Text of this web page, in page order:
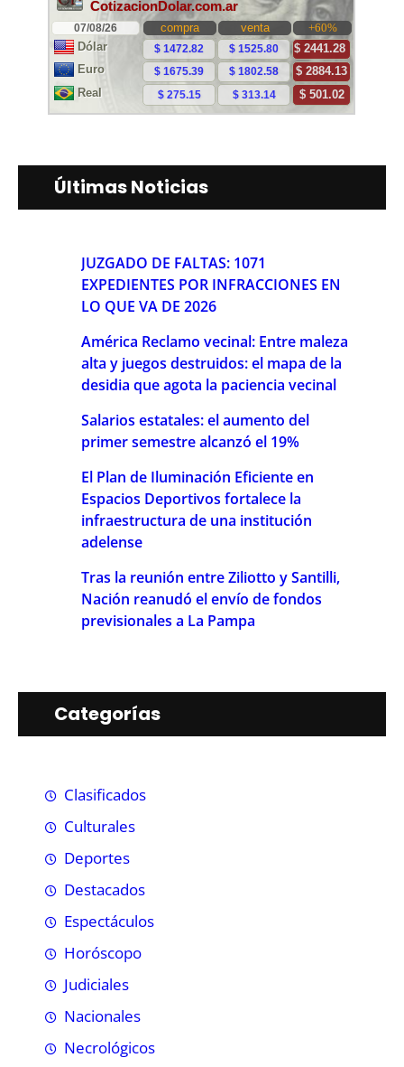
Últimas Noticias
JUZGADO DE FALTAS: 1071
EXPEDIENTES POR INFRACCIONES EN
LO QUE VA DE 2026
América Reclamo vecinal: Entre maleza
alta y juegos destruidos: el mapa de la
desidia que agota la paciencia vecinal
Salarios estatales: el aumento del
primer semestre alcanzó el 19%
El Plan de Iluminación Eficiente en
Espacios Deportivos fortalece la
infraestructura de una institución
adelense
Tras la reunión entre Ziliotto y Santilli,
Nación reanudó el envío de fondos
previsionales a La Pampa
Categorías
Clasificados
Culturales
Deportes
Destacados
Espectáculos
Horóscopo
Judiciales
Nacionales
Necrológicos